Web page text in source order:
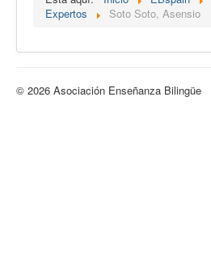
Observatorio EB
Expertos
Soto Soto, Asensio
© 2026 Asociación Enseñanza Bilingüe